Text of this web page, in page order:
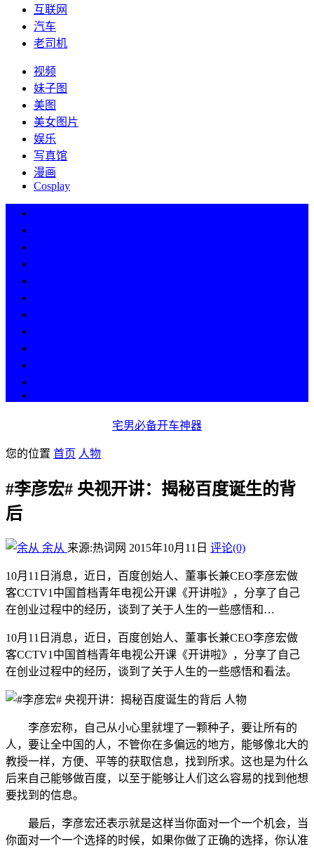
互联网
汽车
老司机
视频
妹子图
美图
美女图片
娱乐
写真馆
漫画
Cosplay
宅男必备开车神器
您的位置 首页 人物
#李彦宏# 央视开讲：揭秘百度诞生的背
后
余从 来源:热词网 2015年10月11日 评论(0)
10月11日消息，近日，百度创始人、董事长兼CEO李彦宏做
客CCTV1中国首档青年电视公开课《开讲啦》，分享了自己
在创业过程中的经历，谈到了关于人生的一些感悟和…
10月11日消息，近日，百度创始人、董事长兼CEO李彦宏做
客CCTV1中国首档青年电视公开课《开讲啦》，分享了自己
在创业过程中的经历，谈到了关于人生的一些感悟和看法。
李彦宏称，自己从小心里就埋了一颗种子，要让所有的
人，要让全中国的人，不管你在多偏远的地方，能够像北大的
教授一样，方便、平等的获取信息，找到所求。这也是为什么
后来自己能够做百度，以至于能够让人们这么容易的找到他想
要找到的信息。
最后，李彦宏还表示就是这样当你面对一个一个机会，当
你面对一个一个选择的时候，如果你做了正确的选择，你认准